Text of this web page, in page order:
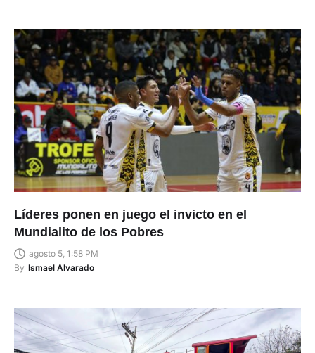
Líderes ponen en juego el invicto en el
Mundialito de los Pobres
agosto 5, 1:58 PM
By Ismael Alvarado